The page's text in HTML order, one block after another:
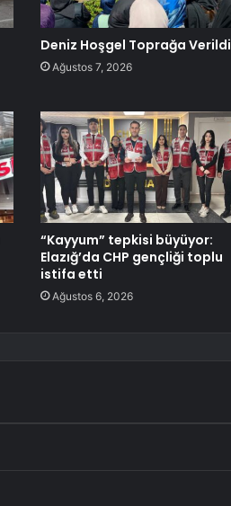
Deniz Hoşgel Toprağa Verildi
Ağustos 7, 2026
“Kayyum” tepkisi büyüyor:
Elazığ’da CHP gençliği toplu
istifa etti
Ağustos 6, 2026